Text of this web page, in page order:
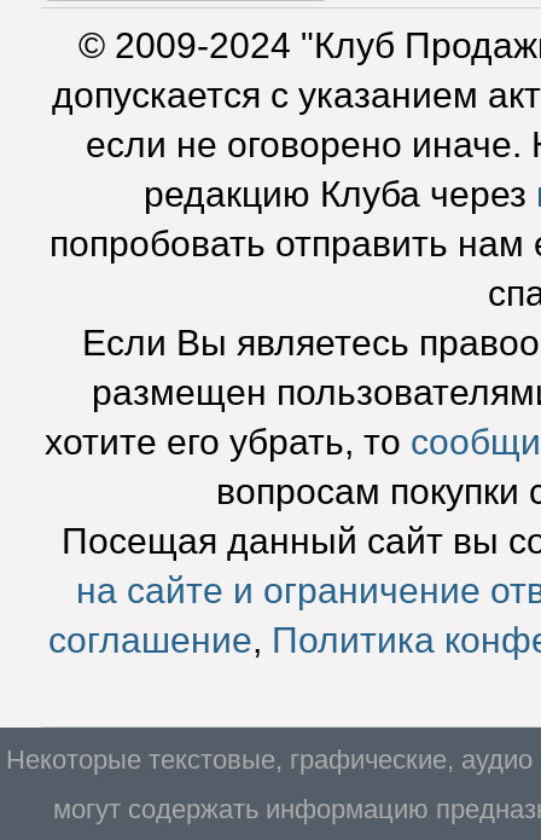
© 2009-2024 "Клуб
допускается с указанием
если не оговорено
редакцию Клуба через
попробовать отправить нам
Если Вы являетесь
размещен
хотите его убрать, то
вопросам покупки
Посещая данный сайт вы
на сайте и ограничение
соглашение, Политика
Некоторые текстовые, графические,
могут содержать информацию